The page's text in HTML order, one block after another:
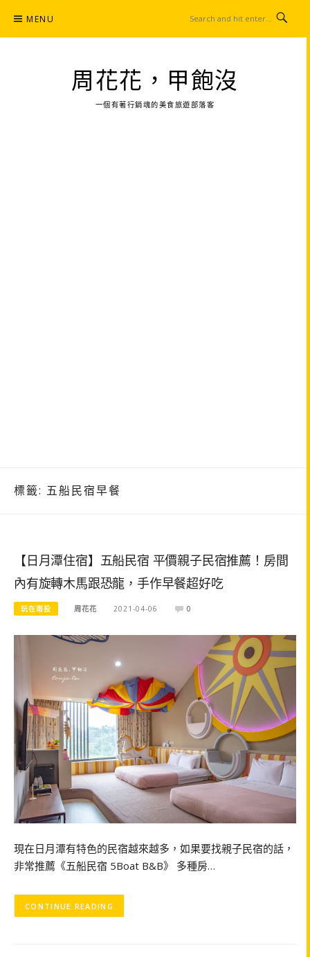
content
MENU
周花花，甲飽沒
一個有著行銷魂的美食旅遊部落客
標籤: 五船民宿早餐
【日月潭住宿】五船民宿 平價親子民宿推薦！房間
內有旋轉木馬跟恐龍，手作早餐超好吃
玩在南投 周花花 2021-04-06 0
現在日月潭有特色的民宿越來越多，如果要找親子民宿的話，
非常推薦《五船民宿 5Boat B&B》 多種房…
CONTINUE READING